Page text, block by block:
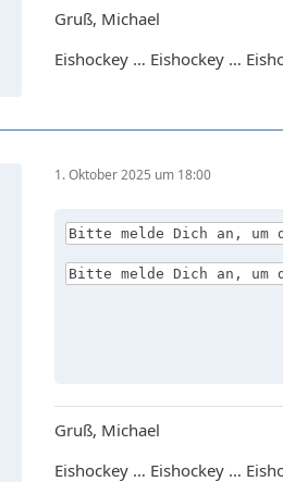
Gruß, Michael
Eishockey … Eishockey …
1. Oktober 2025 um 18:00
Bitte melde Dich an, um
Bitte melde Dich an, um
Gruß, Michael
Eishockey … Eishockey …